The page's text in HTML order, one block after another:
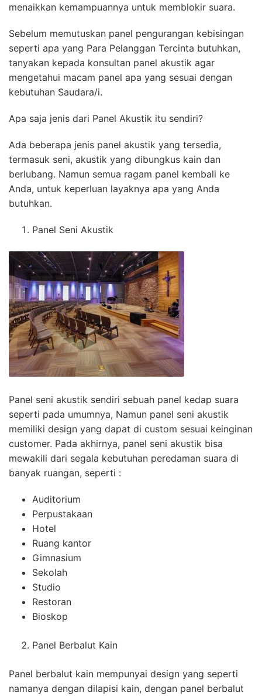
menaikkan kemampuannya untuk memblokir suara.
Sebelum memutuskan panel pengurangan kebisingan
seperti apa yang Para Pelanggan Tercinta butuhkan,
tanyakan kepada konsultan panel akustik agar
mengetahui macam panel apa yang sesuai dengan
kebutuhan Saudara/i.
Apa saja jenis dari Panel Akustik itu sendiri?
Ada beberapa jenis panel akustik yang tersedia,
termasuk seni, akustik yang dibungkus kain dan
berlubang. Namun semua ragam panel kembali ke
Anda, untuk keperluan layaknya apa yang Anda
butuhkan.
Panel Seni Akustik
Panel seni akustik sendiri sebuah panel kedap suara
seperti pada umumnya, Namun panel seni akustik
memiliki design yang dapat di custom sesuai keinginan
customer. Pada akhirnya, panel seni akustik bisa
mewakili dari segala kebutuhan peredaman suara di
banyak ruangan, seperti :
Auditorium
Perpustakaan
Hotel
Ruang kantor
Gimnasium
Sekolah
Studio
Restoran
Bioskop
Panel Berbalut Kain
Panel berbalut kain mempunyai design yang seperti
namanya dengan dilapisi kain, dengan panel berbalut